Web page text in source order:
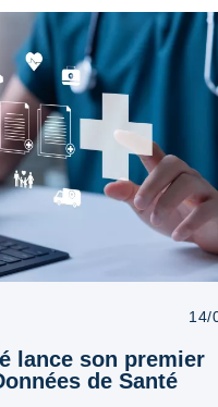
14/
lance son premier
de Santé